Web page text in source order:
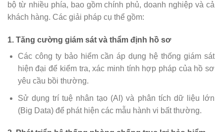
bộ từ nhiều phía, bao gồm chính phủ, doanh nghiệp và cả
khách hàng. Các giải pháp cụ thể gồm:
1. Tăng cường giám sát và thẩm định hồ sơ
Các công ty bảo hiểm cần áp dụng hệ thống giám sát
hiện đại để kiểm tra, xác minh tính hợp pháp của hồ sơ
yêu cầu bồi thường.
Sử dụng trí tuệ nhân tạo (AI) và phân tích dữ liệu lớn
(Big Data) để phát hiện các mẫu hành vi bất thường.